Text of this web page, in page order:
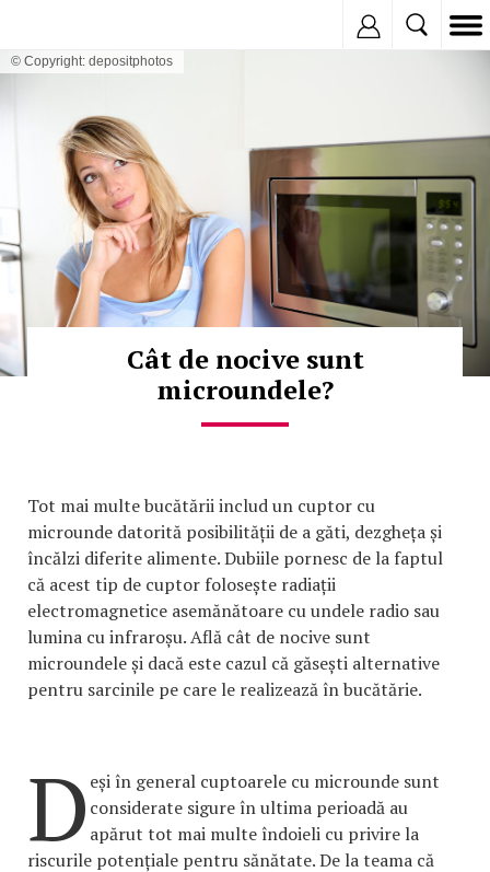
© Copyright: depositphotos
Cât de nocive sunt
microundele?
Tot mai multe bucătării includ un cuptor cu
microunde datorită posibilității de a găti, dezgheța și
încălzi diferite alimente. Dubiile pornesc de la faptul
că acest tip de cuptor folosește radiații
electromagnetice asemănătoare cu undele radio sau
lumina cu infraroșu. Află cât de nocive sunt
microundele și dacă este cazul că găsești alternative
pentru sarcinile pe care le realizează în bucătărie.
D eși în general cuptoarele cu microunde sunt
considerate sigure în ultima perioadă au
apărut tot mai multe îndoieli cu privire la
riscurile potențiale pentru sănătate. De la teama că